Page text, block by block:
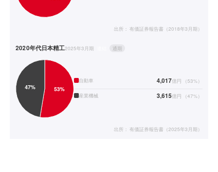
出所： 有価証券報告書（2018年3月期）
2020年代日本精工2025年3月期 通期
自動車 4,017億円 （53%）
産業機械 3,615億円 （47%）
出所： 有価証券報告書（2025年3月期）